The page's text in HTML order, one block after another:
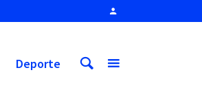
Deporte